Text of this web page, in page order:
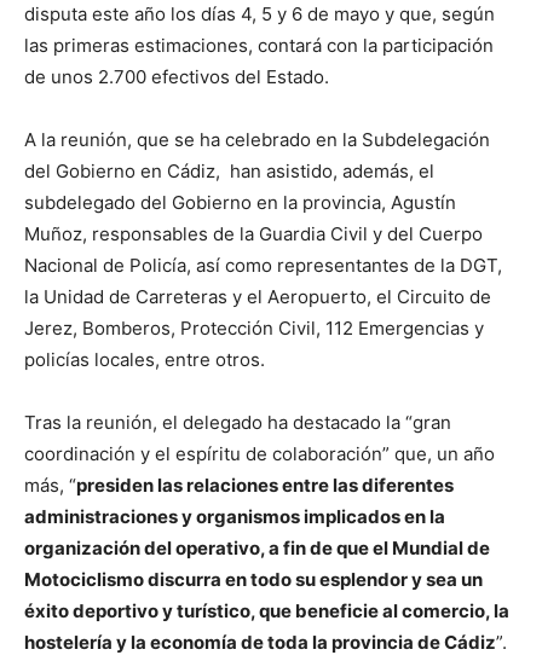
disputa este año los días 4, 5 y 6 de mayo y que, según
las primeras estimaciones, contará con la participación
de unos 2.700 efectivos del Estado.
A la reunión, que se ha celebrado en la Subdelegación
del Gobierno en Cádiz, han asistido, además, el
subdelegado del Gobierno en la provincia, Agustín
Muñoz, responsables de la Guardia Civil y del Cuerpo
Nacional de Policía, así como representantes de la DGT,
la Unidad de Carreteras y el Aeropuerto, el Circuito de
Jerez, Bomberos, Protección Civil, 112 Emergencias y
policías locales, entre otros.
Tras la reunión, el delegado ha destacado la “gran
coordinación y el espíritu de colaboración” que, un año
más, “presiden las relaciones entre las diferentes
administraciones y organismos implicados en la
organización del operativo, a fin de que el Mundial de
Motociclismo discurra en todo su esplendor y sea un
éxito deportivo y turístico, que beneficie al comercio, la
hostelería y la economía de toda la provincia de Cádiz”.